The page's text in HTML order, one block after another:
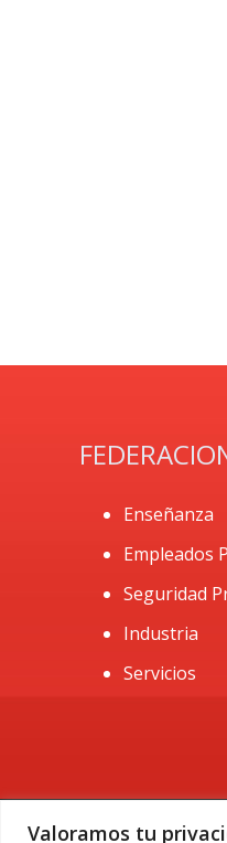
Valoramos tu
Enseñanza
Empleados
Seguridad
Industria
Servicios